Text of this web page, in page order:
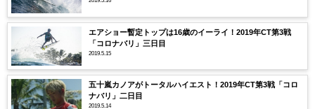
エアショー暫定トップは16歳のイーライ！2019年CT第3戦
「コロナバリ」三日目
2019.5.15
五十嵐カノアがトータルハイエスト！2019年CT第3戦「コロ
ナバリ」二日目
2019.5.14